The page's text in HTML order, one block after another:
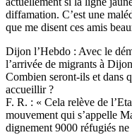
diffamation. C’est une
que me disent ces amis
Dijon l’Hebdo : Avec le
l’arrivée de migrants à
Combien seront-ils et dans
accueillir ?
F. R. : « Cela relève de
mouvement qui s’appelle
dignement 9000 réfugiés ne